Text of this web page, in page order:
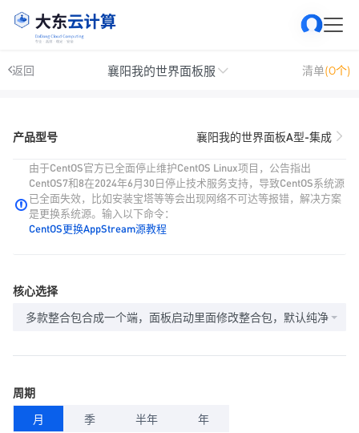
返回 襄阳我的世界面板服 清单(0个)
产品型号 襄阳我的世界面板A型-集成
由于CentOS官方已全面停止维护CentOS Linux项目，公告指出
CentOS7和8在2024年6月30日停止技术服务支持，导致CentOS系统源
已全面失效，比如安装宝塔等等会出现网络不可达等报错，解决方案
是更换系统源。输入以下命令：
CentOS更换AppStream源教程
核心选择
多款整合包合成一个端，面板启动里面修改整合包，默认纯净
周期
月
季 半年 年